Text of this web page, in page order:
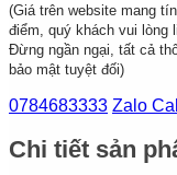
(Giá trên website mang
điểm, quý khách vui lòng
Đừng ngần ngại, tất cả
bảo mật tuyệt đối)
0784683333 Zalo Call
Chi tiết sản